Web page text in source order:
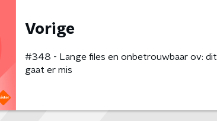
Vorige
#348 - Lange files en onbetrouwbaar ov: dit
gaat er mis